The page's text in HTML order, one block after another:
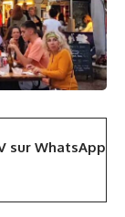
sur WhatsApp